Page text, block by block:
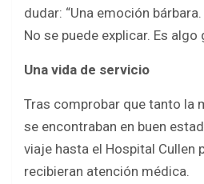
dudar: “Una emoción
No se puede explicar. Es algo
Una vida de servicio
Tras comprobar que tanto la
se encontraban en buen
viaje hasta el Hospital Cullen
recibieran atención médica.